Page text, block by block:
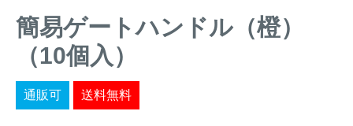
簡易ゲートハンドル（橙）
（10個入）
通販可 送料無料
ュ柵等）
箱わな（イノシシ・シ
忌避用品